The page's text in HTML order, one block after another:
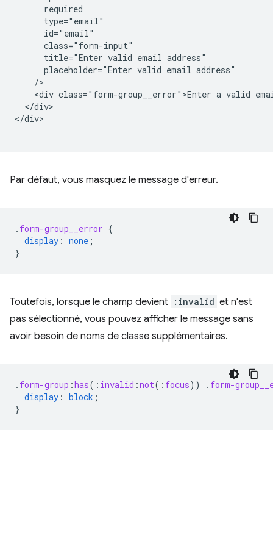
      required
      type="email"
      id="email"
      class="form-input"
      title="Enter valid email address"
      placeholder="Enter valid email address"
    />
<div class="form-group__error">Enter a valid
  </div>
</div>
Par défaut, vous masquez le message d'erreur.
. form-group__error {
display : none ;
}
Toutefois, lorsque le champ devient :invalid et n'est
pas sélectionné, vous pouvez afficher le message sans
avoir besoin de noms de classe supplémentaires.
. form-group :has( : invalid :not( : focus)) . form-
display : block ;
}